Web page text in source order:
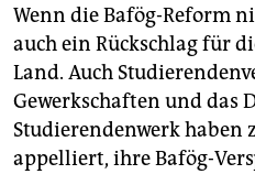
Wenn die Bafög-Reform
auch ein Rückschlag für
Land. Auch
Gewerkschaften und das
Studierendenwerk haben
appelliert, ihre Bafög-